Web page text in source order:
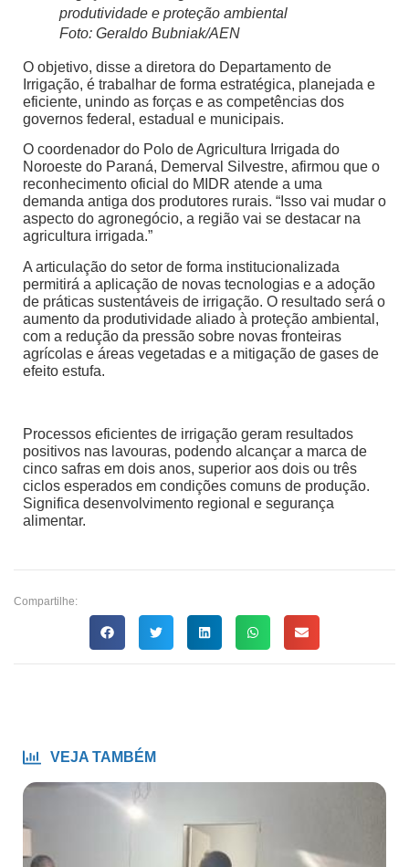
produtividade e proteção ambiental
Foto: Geraldo Bubniak/AEN
O objetivo, disse a diretora do Departamento de
Irrigação, é trabalhar de forma estratégica, planejada e
eficiente, unindo as forças e as competências dos
governos federal, estadual e municipais.
O coordenador do Polo de Agricultura Irrigada do
Noroeste do Paraná, Demerval Silvestre, afirmou que o
reconhecimento oficial do MIDR atende a uma
demanda antiga dos produtores rurais. “Isso vai mudar o
aspecto do agronegócio, a região vai se destacar na
agricultura irrigada.”
A articulação do setor de forma institucionalizada
permitirá a aplicação de novas tecnologias e a adoção
de práticas sustentáveis de irrigação. O resultado será o
aumento da produtividade aliado à proteção ambiental,
com a redução da pressão sobre novas fronteiras
agrícolas e áreas vegetadas e a mitigação de gases de
efeito estufa.
Processos eficientes de irrigação geram resultados
positivos nas lavouras, podendo alcançar a marca de
cinco safras em dois anos, superior aos dois ou três
ciclos esperados em condições comuns de produção.
Significa desenvolvimento regional e segurança
alimentar.
Compartilhe:
VEJA TAMBÉM